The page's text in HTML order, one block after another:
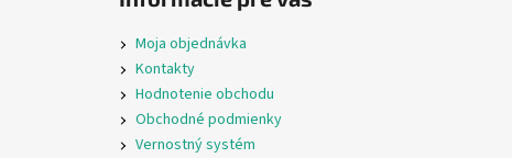
Moja objednávka
Kontakty
Hodnotenie obchodu
Obchodné podmienky
Vernostný systém